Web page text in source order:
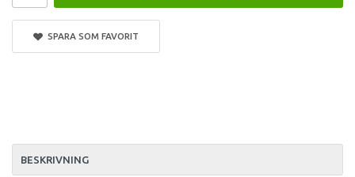
SPARA SOM FAVORIT
BESKRIVNING